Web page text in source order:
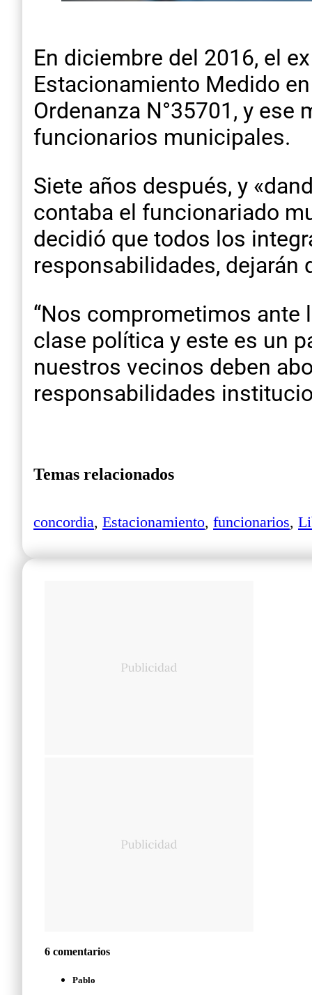
En diciembre del 2016, el
Estacionamiento Medido
Ordenanza N°35701, y
funcionarios municipales.
Siete años después, y
contaba el funcionariado
decidió que todos los
responsabilidades,
“Nos comprometimos
clase política y este es un
nuestros vecinos deben
responsabilidades
Temas relacionados
concordia, Estacionamiento, funcionarios,
6 comentarios
Pablo